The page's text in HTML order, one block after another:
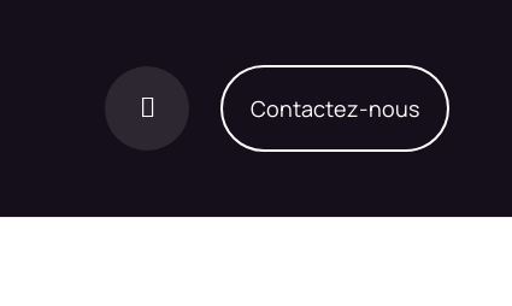
Contactez-nous